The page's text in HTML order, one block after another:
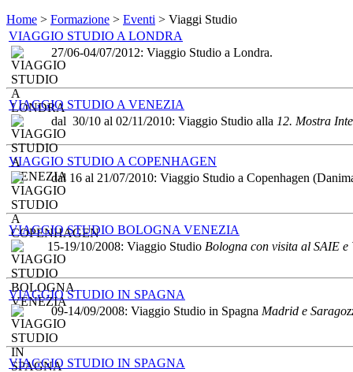
Home > Formazione > Eventi > Viaggi Studio
VIAGGIO STUDIO A LONDRA
27/06-04/07/2012: Viaggio Studio a Londra.
VIAGGIO STUDIO A VENEZIA
dal 30/10 al 02/11/2010: Viaggio Studio alla 12. Mostra
VIAGGIO STUDIO A COPENHAGEN
dal 16 al 21/07/2010: Viaggio Studio a Copenhagen
VIAGGIO STUDIO BOLOGNA VENEZIA
15-19/10/2008: Viaggio Studio Bologna con visita al SAIE e
VIAGGIO STUDIO IN SPAGNA
09-14/09/2008: Viaggio Studio in Spagna Madrid e
VIAGGIO STUDIO IN SPAGNA